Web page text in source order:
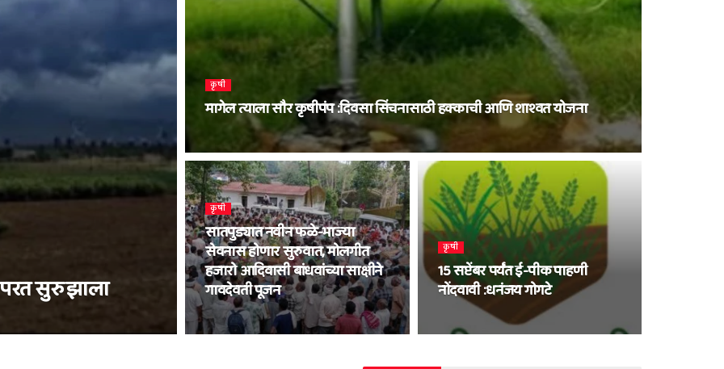
परत सुरु झाला
कृषी
मागेल त्याला सौर कृषीपंप :दिवसा सिंचनासाठी हक्काची आणि शाश्वत योजना
कृषी
सातपुड्यात नवीन फळे-भाज्या
सेवनास होणार सुरुवात, मोलगीत
हजारो आदिवासी बांधवांच्या साक्षीने
गावदेवती पूजन
कृषी
15 सप्टेंबर पर्यंत ई-पीक पाहणी
नोंदवावी :धनंजय गोगटे